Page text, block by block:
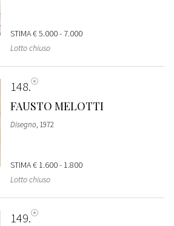
STIMA€ 5.000 - 7.000
Lotto chiuso
148
FAUSTO MELOTTI
Disegno, 1972
STIMA€ 1.600 - 1.800
Lotto chiuso
149